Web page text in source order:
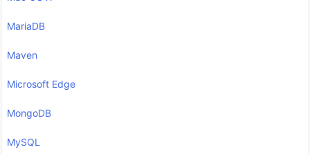
MariaDB
Maven
Microsoft Edge
MongoDB
MySQL